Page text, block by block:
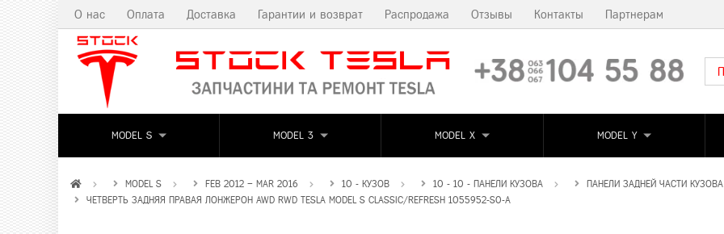
О нас Оплата Доставка Гарантии и возврат Распродажа Отзывы Контакты Партнерам
MODEL S MODEL 3 MODEL X MODEL Y
MODEL S FEB 2012 – MAR 2016 10 - КУЗОВ 10 - 10 - ПАНЕЛИ КУЗОВА
ПАНЕЛИ ЗАДНЕЙ ЧАСТИ КУЗОВА
ЧЕТВЕРТЬ ЗАДНЯЯ ПРАВАЯ ЛОНЖЕРОН AWD RWD TESLA MODEL S CLASSIC/REFRESH 1055952-S0-A